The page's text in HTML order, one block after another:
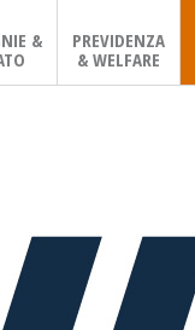
&
PREVIDENZA
& WELFARE